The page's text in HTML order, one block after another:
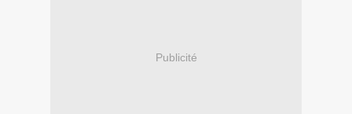
Publicité